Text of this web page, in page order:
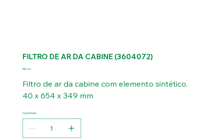
FILTRO DE AR DA CABINE (3604072)
Preço
R$ 0,00
Filtro de ar da cabine com elemento sintético.
40 x 654 x 349 mm
Quantidade